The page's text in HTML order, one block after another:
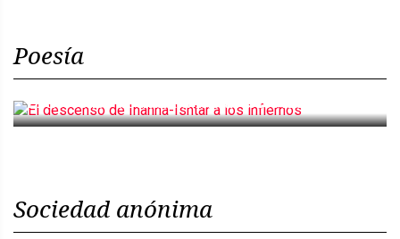
Poesía
El descenso de Inanna-Ishtar a los infiernos
Sociedad anónima